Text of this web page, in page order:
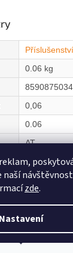
zde.
Nastavení
Příslušenství
0.06 kg
0,06
0.06
AT
TOPENÍ.